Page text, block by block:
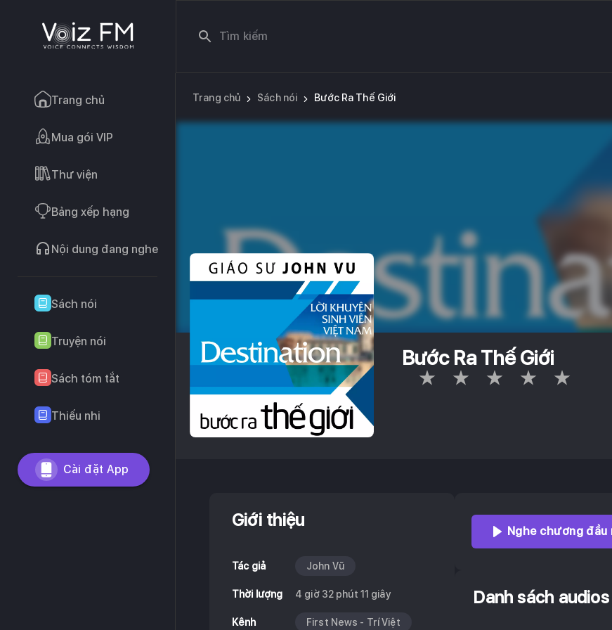
Trang chủ
Mua gói VIP
Thư viện
Bảng xếp hạng
Nội dung đang nghe
Sách nói
Truyện nói
Sách tóm tắt
Thiếu nhi
Cài đặt App
Trang chủ Sách nói Bước Ra Thế Giới
Bước Ra Thế Giới
Giới thiệu
Tác giả John Vũ
Thời lượng 4 giờ 32 phút 11 giây
Kênh First News - Trí Việt
Nghe chương đầu
Danh sách audios